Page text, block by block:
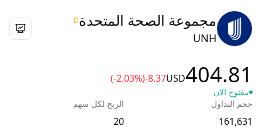
مجموعة الصحة المتحدةD
UNH
404.81
USD
-8.37
(-2.03%)
مفتوح الان
حجم التداول
161,631
الربح لكل سهم
20